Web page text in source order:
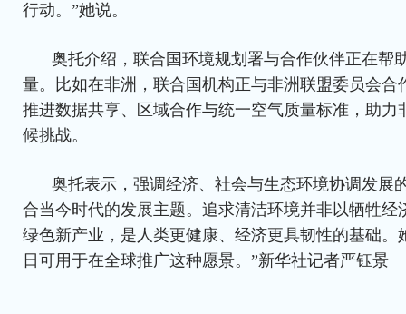
行动。”她说。
奥托介绍，联合国环境规划署与合作伙伴正在帮
量。比如在非洲，联合国机构正与非洲联盟委员会合
推进数据共享、区域合作与统一空气质量标准，助力
候挑战。
奥托表示，强调经济、社会与生态环境协调发展
合当今时代的发展主题。追求清洁环境并非以牺牲经
绿色新产业，是人类更健康、经济更具韧性的基础。
日可用于在全球推广这种愿景。”新华社记者严钰景